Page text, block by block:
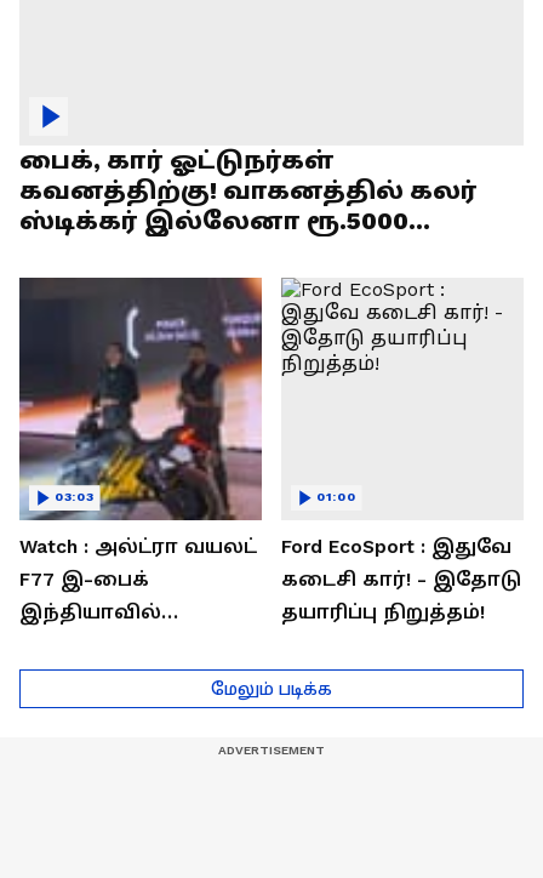
பைக், கார் ஓட்டுநர்கள்
கவனத்திற்கு! வாகனத்தில் கலர்
ஸ்டிக்கர் இல்லேனா ரூ.5000
Watch : அல்ட்ரா வயலட்
F77 இ-பைக்
இந்தியாவில்
சார்ஜில் 307கி.மீ
பயணம்!
03:03
Ford EcoSport : இதுவே
கடைசி கார்! - இதோடு
தயாரிப்பு நிறுத்தம்!
01:00
மேலும் படிக்க